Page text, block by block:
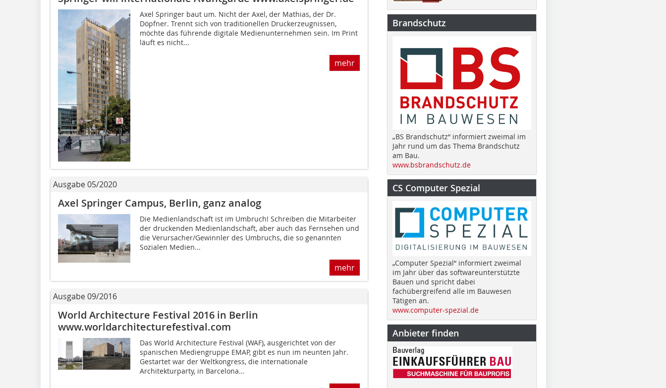
Axel Springer baut um. Nicht der Axel, der Mathias, der Dr.
Döpfner. Trennt sich von traditionellen Druckerzeugnissen,
möchte das führende digitale Medienunternehmen sein. Im Print
läuft es nicht...
mehr
Ausgabe 05/2020
Axel Springer Campus, Berlin, ganz analog
Die Medienlandschaft ist im Umbruch! Schreiben die Mitarbeiter
der druckenden Medienlandschaft, aber auch das Fernsehen und
die Verursacher/Gewinnler des Umbruchs, die so genannten
Sozialen Medien...
mehr
Ausgabe 09/2016
World Architecture Festival 2016 in Berlin
www.worldarchitecturefestival.com
Das World Architecture Festival (WAF), ausgerichtet von der
spanischen Mediengruppe EMAP, gibt es nun im neunten Jahr.
Gestartet war der Weltkongress, die internationale
Architekturparty, in Barcelona...
Brandschutz
„BS Brandschutz“ informiert zweimal im
Jahr rund um das Thema Brandschutz
am Bau.
www.bsbrandschutz.de
CS Computer Spezial
„Computer Spezial“ informiert zweimal
im Jahr über das softwareunterstützte
Bauen und spricht dabei
fachübergreifend alle im Bauwesen
Tätigen an.
www.computer-spezial.de
Anbieter finden